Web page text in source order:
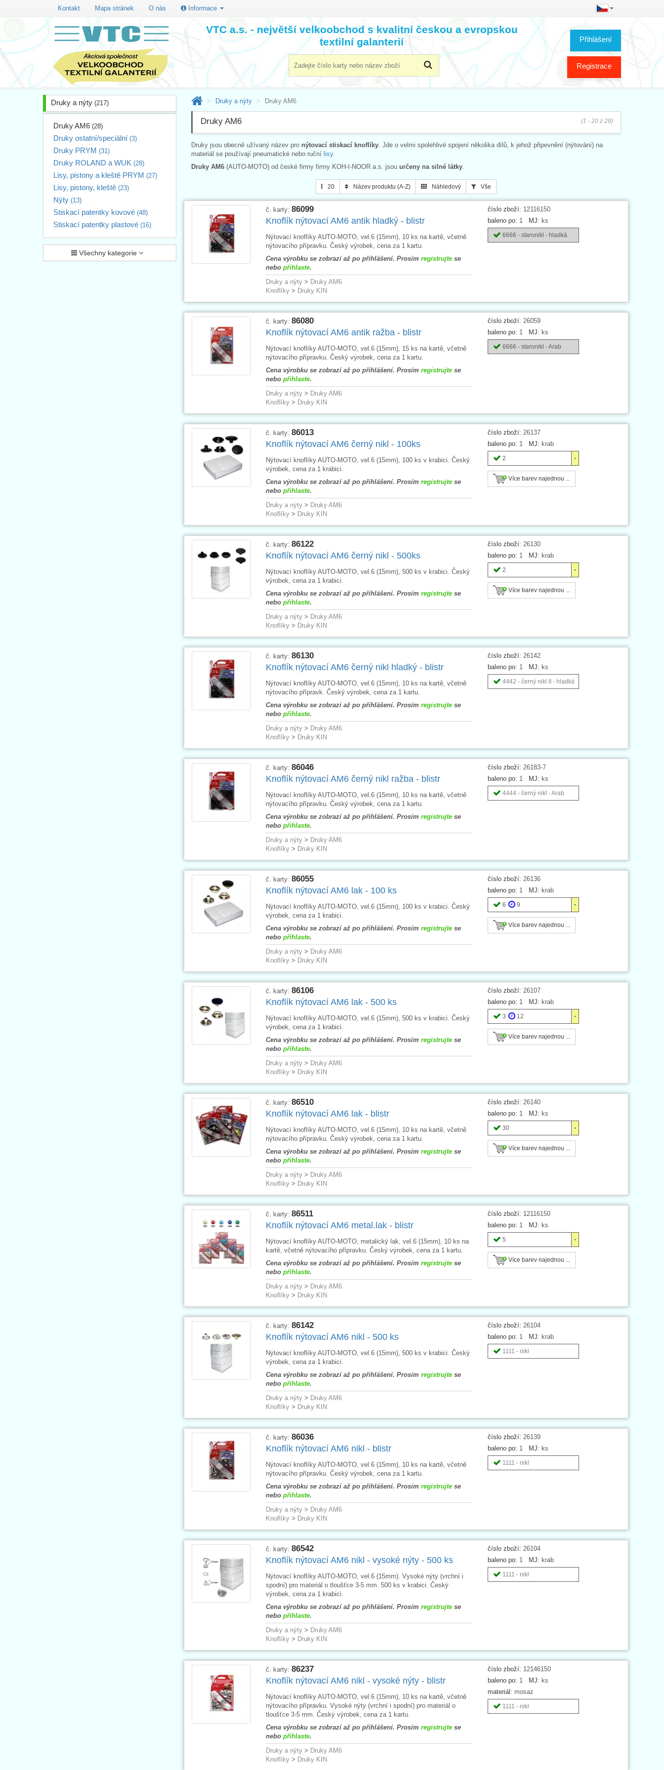
Kontakt Mapa stránek O nás Informace
Přihlášení
Registrace
VTC a.s. - největší velkoobchod s kvalitní českou a evropskou
textilní galanterií
Druky a nýty (217)
Druky AM6 (28)
Druky ostatní/speciální (3)
Druky PRYM (31)
Druky ROLAND a WUK (28)
Lisy, pistony a kleště PRYM (27)
Lisy, pistony, kleště (23)
Nýty (13)
Stiskací patentky kovové (48)
Stiskací patentky plastové (16)
Všechny kategorie
Druky a nýty Druky AM6
Druky AM6 (1 - 20 z 28)
Druky jsou obecně užívaný název pro nýtovací stiskací knoflíky . Jde o velmi spolehlivé spojení několika dílů, k jehož připevnění (nýtování) na
materiál se používají pneumatické nebo ruční lisy.
Druky AM6 (AUTO-MOTO) od české firmy firmy KOH-I-NOOR a.s. jsou určeny na silné látky
20 Název produktu (A-Z) Náhledový Vše
číslo zboží: 12116150
baleno po: 1 MJ: ks
6666 - staronikl - hladká
č. karty: 86099
Knoflík nýtovací AM6 antik hladký - blistr
Nýtovací knoflíky AUTO-MOTO, vel.6 (15mm), 10 ks na kartě, včetně
nýtovacího přípravku. Český výrobek, cena za 1 kartu.
Cena výrobku se zobrazí až po přihlášení. Prosím registrujtese
nebo přihlaste.
Druky a nýty> Druky AM6
Knoflíky> Druky KIN
číslo zboží: 26059
baleno po: 1 MJ: ks
6666 - staronikl - Arab
č. karty: 86080
Knoflík nýtovací AM6 antik ražba - blistr
Nýtovací knoflíky AUTO-MOTO, vel.6 (15mm), 15 ks na kartě, včetně
nýtovacího přípravku. Český výrobek, cena za 1 kartu.
Cena výrobku se zobrazí až po přihlášení. Prosím registrujtese
nebo přihlaste.
Druky a nýty> Druky AM6
Knoflíky> Druky KIN
číslo zboží: 26137
baleno po: 1 MJ: krab
2
Více barev najednou ...
č. karty: 86013
Knoflík nýtovací AM6 černý nikl - 100ks
Nýtovací knoflíky AUTO-MOTO, vel.6 (15mm), 100 ks v krabici. Český
výrobek, cena za 1 krabici.
Cena výrobku se zobrazí až po přihlášení. Prosím registrujtese
nebo přihlaste.
Druky a nýty> Druky AM6
Knoflíky> Druky KIN
číslo zboží: 26130
baleno po: 1 MJ: krab
2
Více barev najednou ...
č. karty: 86122
Knoflík nýtovací AM6 černý nikl - 500ks
Nýtovací knoflíky AUTO-MOTO, vel.6 (15mm), 500 ks v krabici. Český
výrobek, cena za 1 krabici.
Cena výrobku se zobrazí až po přihlášení. Prosím registrujtese
nebo přihlaste.
Druky a nýty> Druky AM6
Knoflíky> Druky KIN
číslo zboží: 26142
baleno po: 1 MJ: ks
4442 - černý nikl II - hladká
č. karty: 86130
Knoflík nýtovací AM6 černý nikl hladký - blistr
Nýtovací knoflíky AUTO-MOTO, vel.6 (15mm), 10 ks na kartě, včetně
nýtovacího přípravk. Český výrobek, cena za 1 kartu.
Cena výrobku se zobrazí až po přihlášení. Prosím registrujtese
nebo přihlaste.
Druky a nýty> Druky AM6
Knoflíky> Druky KIN
číslo zboží: 26183-7
baleno po: 1 MJ: ks
4444 - černý nikl - Arab
č. karty: 86046
Knoflík nýtovací AM6 černý nikl ražba - blistr
Nýtovací knoflíky AUTO-MOTO, vel.6 (15mm), 10 ks na kartě, včetně
nýtovacího přípravku. Český výrobek, cena za 1 kartu.
Cena výrobku se zobrazí až po přihlášení. Prosím registrujtese
nebo přihlaste.
Druky a nýty> Druky AM6
Knoflíky> Druky KIN
číslo zboží: 26136
baleno po: 1 MJ: krab
6 9
Více barev najednou ...
č. karty: 86055
Knoflík nýtovací AM6 lak - 100 ks
Nýtovací knoflíky AUTO-MOTO, vel.6 (15mm), 100 ks v krabici. Český
výrobek, cena za 1 krabici.
Cena výrobku se zobrazí až po přihlášení. Prosím registrujtese
nebo přihlaste.
Druky a nýty> Druky AM6
Knoflíky> Druky KIN
číslo zboží: 26107
baleno po: 1 MJ: krab
3 12
Více barev najednou ...
č. karty: 86106
Knoflík nýtovací AM6 lak - 500 ks
Nýtovací knoflíky AUTO-MOTO, vel.6 (15mm), 500 ks v krabici. Český
výrobek, cena za 1 krabici.
Cena výrobku se zobrazí až po přihlášení. Prosím registrujtese
nebo přihlaste.
Druky a nýty> Druky AM6
Knoflíky> Druky KIN
číslo zboží: 26140
baleno po: 1 MJ: ks
30
Více barev najednou ...
č. karty: 86510
Knoflík nýtovací AM6 lak - blistr
Nýtovací knoflíky AUTO-MOTO, vel.6 (15mm), 10 ks na kartě, včetně
nýtovacího přípravku. Český výrobek, cena za 1 kartu.
Cena výrobku se zobrazí až po přihlášení. Prosím registrujtese
nebo přihlaste.
Druky a nýty> Druky AM6
Knoflíky> Druky KIN
číslo zboží: 12116150
baleno po: 1 MJ: ks
5
Více barev najednou ...
č. karty: 86511
Knoflík nýtovací AM6 metal.lak - blistr
Nýtovací knoflíky AUTO-MOTO, metalický lak, vel.6 (15mm), 10 ks na
kartě, včetně nýtovacího přípravku. Český výrobek, cena za 1 kartu.
Cena výrobku se zobrazí až po přihlášení. Prosím registrujtese
nebo přihlaste.
Druky a nýty> Druky AM6
Knoflíky> Druky KIN
číslo zboží: 26104
baleno po: 1 MJ: krab
1111 - nikl
č. karty: 86142
Knoflík nýtovací AM6 nikl - 500 ks
Nýtovací knoflíky AUTO-MOTO, vel.6 (15mm), 500 ks v krabici. Český
výrobek, cena za 1 krabici.
Cena výrobku se zobrazí až po přihlášení. Prosím registrujtese
nebo přihlaste.
Druky a nýty> Druky AM6
Knoflíky> Druky KIN
číslo zboží: 26139
baleno po: 1 MJ: ks
1111 - nikl
č. karty: 86036
Knoflík nýtovací AM6 nikl - blistr
Nýtovací knoflíky AUTO-MOTO, vel.6 (15mm), 10 ks na kartě, včetně
nýtovacího přípravku. Český výrobek, cena za 1 kartu.
Cena výrobku se zobrazí až po přihlášení. Prosím registrujtese
nebo přihlaste.
Druky a nýty> Druky AM6
Knoflíky> Druky KIN
číslo zboží: 26104
baleno po: 1 MJ: krab
1111 - nikl
č. karty: 86542
Knoflík nýtovací AM6 nikl - vysoké nýty - 500 ks
Nýtovací knoflíky AUTO-MOTO, vel.6 (15mm). Vysoké nýty (vrchní i
spodní) pro materiál o tloušťce 3-5 mm. 500 ks v krabici. Český
výrobek, cena za 1 krabici.
Cena výrobku se zobrazí až po přihlášení. Prosím registrujtese
nebo přihlaste.
Druky a nýty> Druky AM6
Knoflíky> Druky KIN
číslo zboží: 12146150
baleno po: 1 MJ: ks
materiál: mosaz
1111 - nikl
č. karty: 86237
Knoflík nýtovací AM6 nikl - vysoké nýty - blistr
Nýtovací knoflíky AUTO-MOTO, vel.6 (15mm), 10 ks na kartě, včetně
nýtovacího přípravku. Vysoké nýty (vrchní i spodní) pro materiál o
tloušťce 3-5 mm. Český výrobek, cena za 1 kartu.
Cena výrobku se zobrazí až po přihlášení. Prosím registrujtese
nebo přihlaste.
Druky a nýty> Druky AM6
Knoflíky> Druky KIN